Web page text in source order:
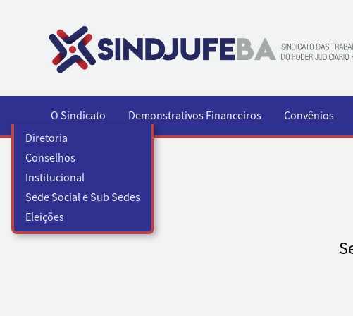
O Sindicato
Diretoria
Conselhos
Institucional
Sede Social e Sub Sedes
Eleições
Demonstrativos Financeiros Convênios